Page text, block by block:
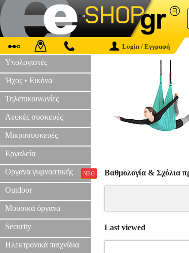
Login / Εγγραφή
Υπολογιστές
Ήχος • Εικόνα
Τηλεπικοινωνίες
Λευκές συσκευές
Μικροσυσκευές
Εργαλεία
Οργανα γυμναστικής ΝΕΟ
Outdoor
Μουσικά όργανα
Security
Ηλεκτρονικά παιχνίδια
Βαθμολογία & Σχόλια
Last viewed